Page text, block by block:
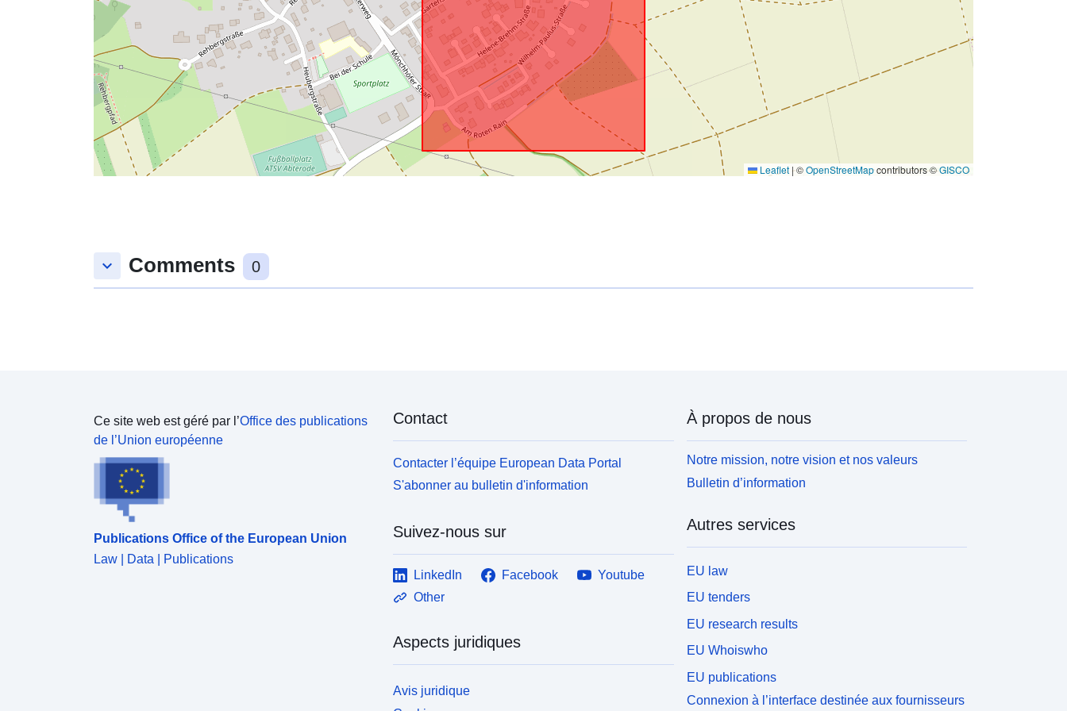
Leaflet|©OpenStreetMapcontributors ©GISCO
keyboard_arrow_down Comments 0
Ce site web est géré par l’Office des publications
de l’Union européenne
Publications Office of the European Union
Law | Data | Publications
Contact
Contacter l’équipe European Data Portal
S'abonner au bulletin d'information
Suivez-nous sur
LinkedIn Facebook
Youtube
Other
Aspects juridiques
Avis juridique
À propos de nous
Notre mission, notre vision et nos valeurs
Bulletin d’information
Autres services
EU law
EU tenders
EU research results
EU Whoiswho
EU publications
Connexion à l’interface destinée aux fournisseurs